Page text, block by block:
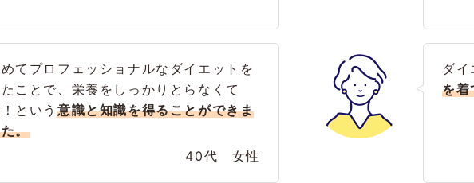
てプロフェッショナルなダイエットを
たことで、栄養をしっかりとらなくて
という 意識と知識を得ることができま
。
40代 女性
ダ
を着